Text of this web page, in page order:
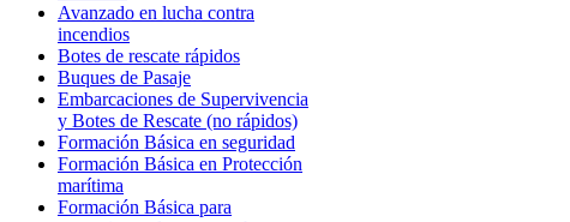
Avanzado en lucha contra
incendios
Botes de rescate rápidos
Buques de Pasaje
Embarcaciones de Supervivencia
y Botes de Rescate (no rápidos)
Formación Básica en seguridad
Formación Básica en Protección
marítima
Formación Básica para